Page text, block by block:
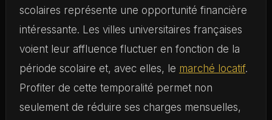
scolaires représente une opportunité financière
intéressante. Les villes universitaires françaises
voient leur affluence fluctuer en fonction de la
période scolaire et, avec elles, le marché locatif.
Profiter de cette temporalité permet non
seulement de réduire ses charges mensuelles,